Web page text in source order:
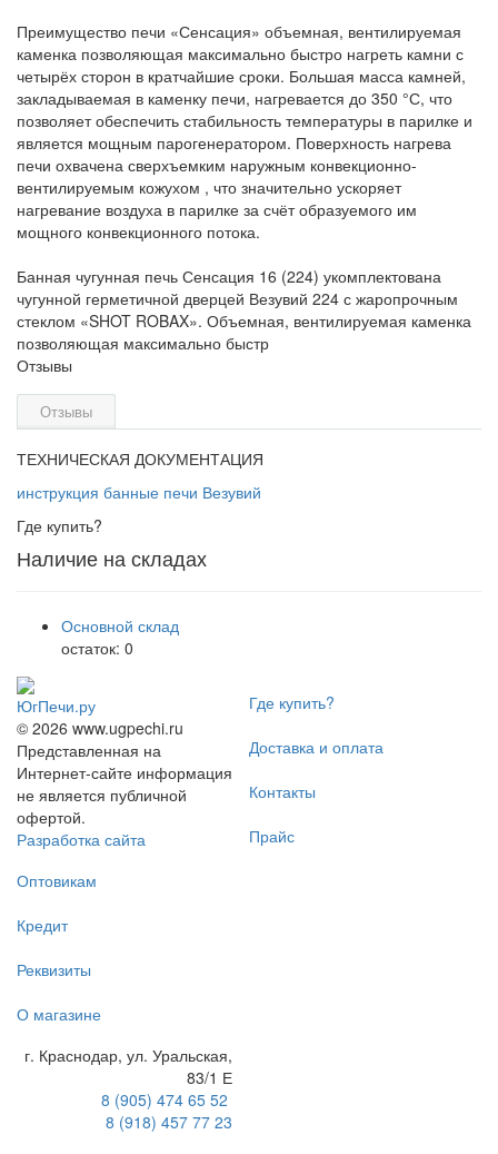
Преимущество печи «Сенсация» объемная, вентилируемая
каменка позволяющая максимально быстро нагреть камни с
четырёх сторон в кратчайшие сроки. Большая масса камней,
закладываемая в каменку печи, нагревается до 350 °С, что
позволяет обеспечить стабильность температуры в парилке и
является мощным парогенератором. Поверхность нагрева
печи охвачена сверхъемким наружным конвекционно-
вентилируемым кожухом , что значительно ускоряет
нагревание воздуха в парилке за счёт образуемого им
мощного конвекционного потока.
Банная чугунная печь Сенсация 16 (224) укомплектована
чугунной герметичной дверцей Везувий 224 с жаропрочным
стеклом «SHOT ROBAX». Объемная, вентилируемая каменка
позволяющая максимально быстр
Отзывы
Отзывы
ТЕХНИЧЕСКАЯ ДОКУМЕНТАЦИЯ
инструкция банные печи Везувий
Где купить?
Наличие на складах
Основной склад
остаток: 0
ЮгПечи.ру
© 2026 www.ugpechi.ru
Представленная на
Интернет-сайте информация
не является публичной
офертой.
Разработка сайта
Где купить?
Доставка и оплата
Контакты
Прайс
Оптовикам
Кредит
Реквизиты
О магазине
г. Краснодар, ул. Уральская,
83/1 Е
8 (905) 474 65 52
8 (918) 457 77 23